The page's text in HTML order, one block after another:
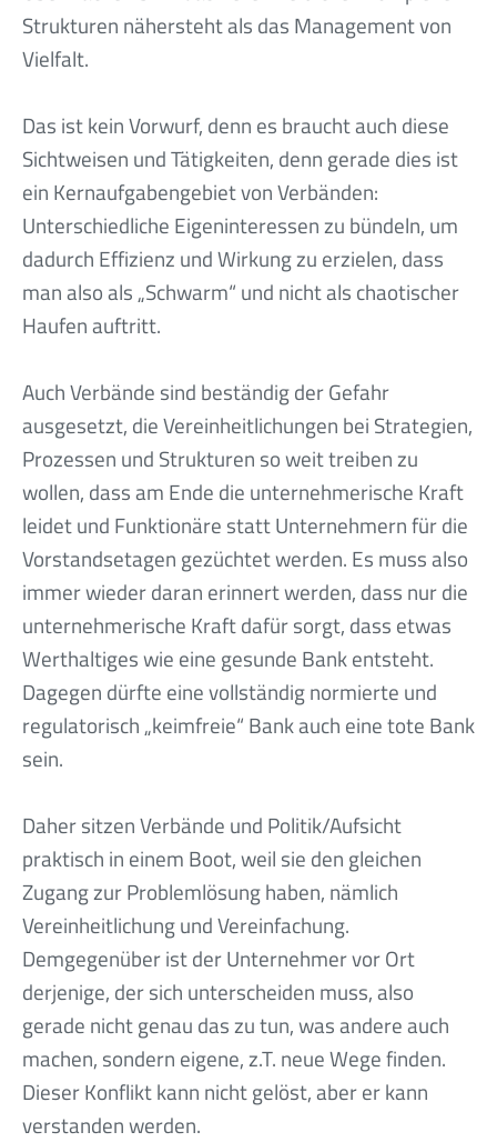
Strukturen nähersteht als das Management von
Vielfalt.
Das ist kein Vorwurf, denn es braucht auch diese
Sichtweisen und Tätigkeiten, denn gerade dies ist
ein Kernaufgabengebiet von Verbänden:
Unterschiedliche Eigeninteressen zu bündeln, um
dadurch Effizienz und Wirkung zu erzielen, dass
man also als „Schwarm“ und nicht als chaotischer
Haufen auftritt.
Auch Verbände sind beständig der Gefahr
ausgesetzt, die Vereinheitlichungen bei Strategien,
Prozessen und Strukturen so weit treiben zu
wollen, dass am Ende die unternehmerische Kraft
leidet und Funktionäre statt Unternehmern für die
Vorstandsetagen gezüchtet werden. Es muss also
immer wieder daran erinnert werden, dass nur die
unternehmerische Kraft dafür sorgt, dass etwas
Werthaltiges wie eine gesunde Bank entsteht.
Dagegen dürfte eine vollständig normierte und
regulatorisch „keimfreie“ Bank auch eine tote Bank
sein.
Daher sitzen Verbände und Politik/Aufsicht
praktisch in einem Boot, weil sie den gleichen
Zugang zur Problemlösung haben, nämlich
Vereinheitlichung und Vereinfachung.
Demgegenüber ist der Unternehmer vor Ort
derjenige, der sich unterscheiden muss, also
gerade nicht genau das zu tun, was andere auch
machen, sondern eigene, z.T. neue Wege finden.
Dieser Konflikt kann nicht gelöst, aber er kann
verstanden werden.